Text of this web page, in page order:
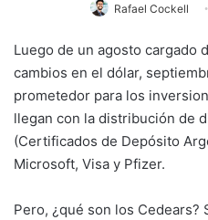
Rafael Cockell
Luego de un agosto cargado
cambios en el dólar,
prometedor para los
llegan con la distribución de
(Certificados de Depósito
Microsoft, Visa y Pfizer.
Pero, ¿qué son los Cedears?